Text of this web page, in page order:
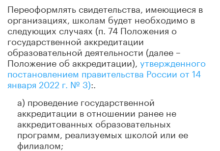
Переоформлять cвидетельства, имеющиеся в
организациях, школам будет необходимо в
следующих случаях (п. 74 Положения о
государственной аккредитации
образовательной деятельности (далее –
Положение об аккредитации), утвержденного
постановлением правительства России от 14
января 2022 г. № 3):.
а) проведение государственной
аккредитации в отношении ранее не
аккредитованных образовательных
программ, реализуемых школой или ее
филиалом;